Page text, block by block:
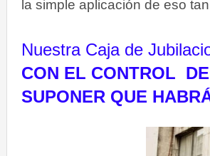
la simple aplicación de eso
Nuestra Caja de
CON EL CONTROL
SUPONER QUE